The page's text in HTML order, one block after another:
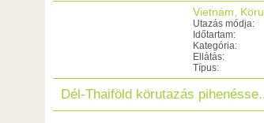
Vietnám,
Utazás módja:
Időtartam:
Kategória:
Ellátás:
Típus:
Dél-Thaiföld körutazás